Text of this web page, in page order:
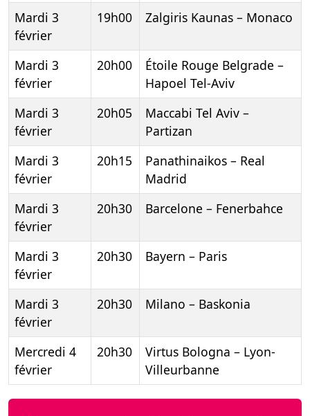
Mardi 3
février
19h00 Zalgiris Kaunas – Monaco
Mardi 3
février
20h00
Étoile Rouge Belgrade –
Hapoel Tel-Aviv
Mardi 3
février
20h05
Maccabi Tel Aviv –
Partizan
Mardi 3
février
20h15
Panathinaikos – Real
Madrid
Mardi 3
février
20h30 Barcelone – Fenerbahce
Mardi 3
février
20h30 Bayern – Paris
Mardi 3
février
20h30 Milano – Baskonia
Mercredi 4
février
20h30
Virtus Bologna – Lyon-
Villeurbanne